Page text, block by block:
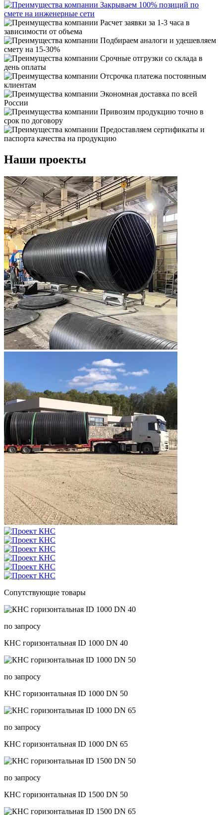
Закрываем 100% позиций по
смете на инженерные сети
Расчет заявки за 1-3 часа в
зависимости от объема
Подбираем аналоги и удешевляем
смету на 15-30%
Срочные отгрузки со склада в
день оплаты
Отсрочка платежа постоянным
клиентам
Экономная доставка по всей
России
Привозим продукцию точно в
срок по договору
Предоставляем сертификаты и
паспорта качества на продукцию
Наши проекты
Сопутствующие товары
по запросу
КНС горизонтальная ID 1000 DN 40
по запросу
КНС горизонтальная ID 1000 DN 50
по запросу
КНС горизонтальная ID 1000 DN 65
по запросу
КНС горизонтальная ID 1500 DN 50